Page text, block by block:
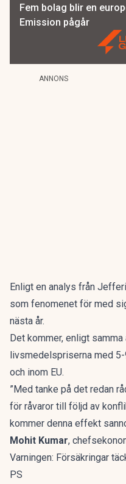
Fem bolag blir en
Emission pågår
ANNONS
Enligt en analys från
som fenomenet för med
nästa år.
Det kommer, enligt
livsmedelspriserna med
och inom EU.
”Med tanke på det redan
för råvaror till följd av
kommer denna effekt
Mohit Kumar,
Varningen: Försäkringar
PS